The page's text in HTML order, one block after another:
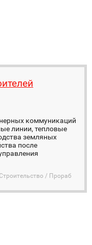
коммуникаций
линии, тепловые
земляных
после
Строительство / Прораб